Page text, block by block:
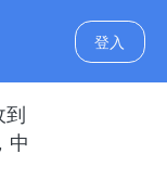
登入
到
中